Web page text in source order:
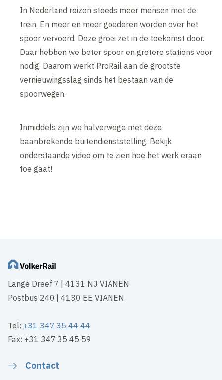
In Nederland reizen steeds meer mensen met de
trein. En meer en meer goederen worden over het
spoor vervoerd. Deze groei zet in de toekomst door.
Daar hebben we beter spoor en grotere stations voor
nodig. Daarom werkt ProRail aan de grootste
vernieuwingsslag sinds het bestaan van de
spoorwegen.
Inmiddels zijn we halverwege met deze
baanbrekende buitendienststelling. Bekijk
onderstaande video om te zien hoe het werk eraan
toe gaat!
Lange Dreef 7 | 4131 NJ VIANEN
Postbus 240 | 4130 EE VIANEN
Tel: +31 347 35 44 44
Fax: +31 347 35 45 59
Contact